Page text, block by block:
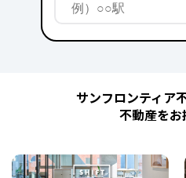
サンフロンティア
不動産を